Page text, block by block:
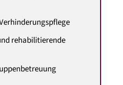
rehabilitierende